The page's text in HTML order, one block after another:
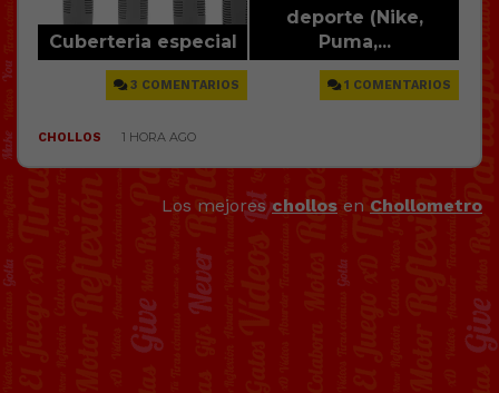
Los mejoreschollos en Chollometro